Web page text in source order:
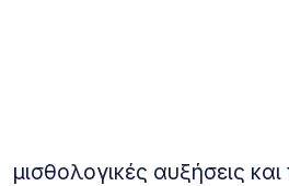
μισθολογικές αυξήσεις